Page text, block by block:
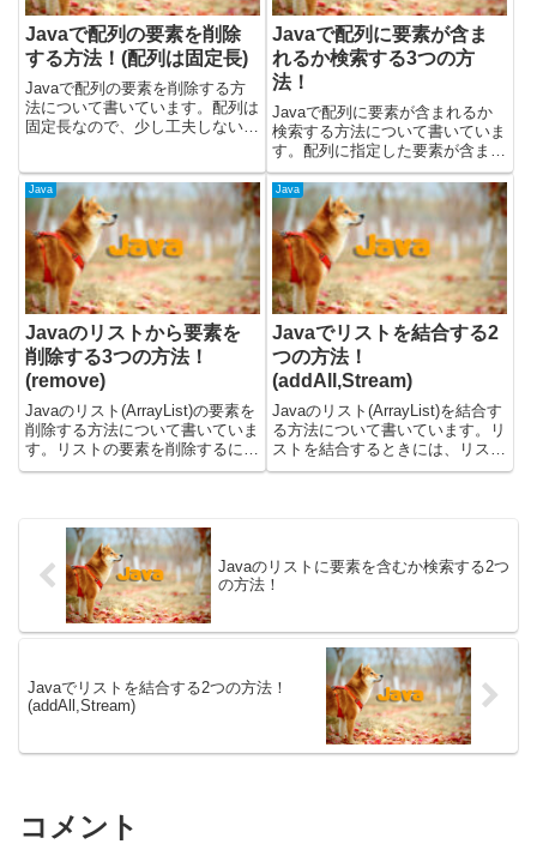
Javaで配列の要素を削除
する方法！(配列は固定長)
Javaで配列の要素を削除する方
法について書いています。配列は
固定長なので、少し工夫しないと
要素を無くした配列を作りま
す。・新しい配列を作って追加す
る・配列をリスト変換して削除す
る...
Javaで配列に要素が含ま
れるか検索する3つの方
法！
Javaで配列に要素が含まれるか
検索する方法について書いていま
す。配列に指定した要素が含まれ
るか調べるには、下記の方法で行
うことができます。・ループし
て、要素をひとつずつ確認する・
リストを新しく作って、contains
メソッドを使う・Arr...
Java
Javaのリストから要素を
削除する3つの方法！
(remove)
Javaのリスト(ArrayList)の要素を
削除する方法について書いていま
す。リストの要素を削除するに
は、リストから下記のメソッドを
ードについては、OpenJDKの
Java
Javaでリストを結合する2
つの方法！
(addAll,Stream)
Javaのリスト(ArrayList)を結合す
る方法について書いています。リ
ストを結合するときには、リスト
からaddAllメソッドを使ったり、
Javaのリストに要素を含むか検索する2つ
の方法！
Javaでリストを結合する2つの方法！
(addAll,Stream)
コメント